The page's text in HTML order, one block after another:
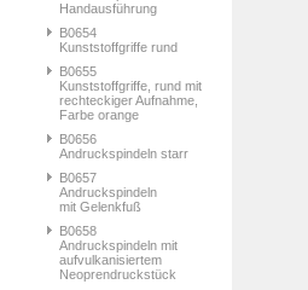
Handausführung
B0654
Kunststoffgriffe rund
B0655
Kunststoffgriffe, rund mit
rechteckiger Aufnahme,
Farbe orange
B0656
Andruckspindeln starr
B0657
Andruckspindeln
mit Gelenkfuß
B0658
Andruckspindeln mit
aufvulkanisiertem
Neoprendruckstück